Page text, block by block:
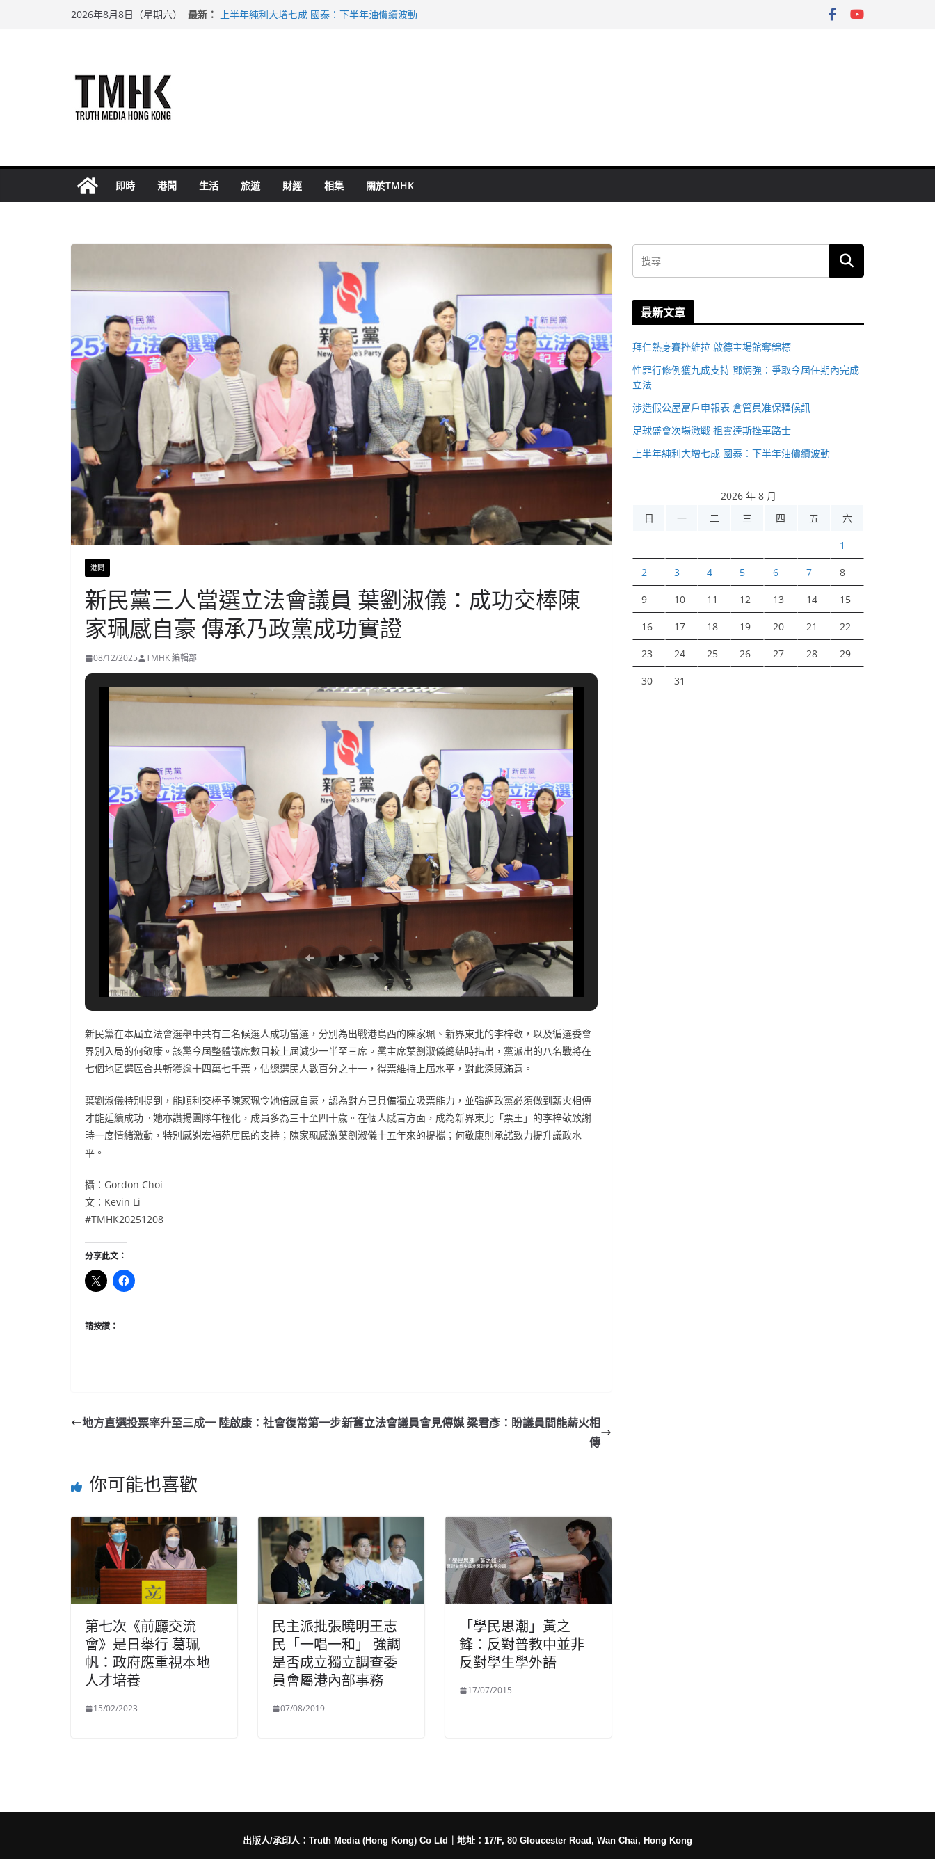
2026年8月8日（星期六） 最新：
上半年純利大增七成 國泰：下半年油價續波動
即時 港聞 生活 旅遊 財經 相集 關於TMHK
港聞
新民黨三人當選立法會議員 葉劉淑儀：成功交棒陳
家珮感自豪 傳承乃政黨成功實證
08/12/2025 TMHK 編輯部
新民黨在本屆立法會選舉中共有三名候選人成功當選，分別為出戰港島西的陳家珮、新界東北的李梓敬，以及循選委會
界別入局的何敬康。該黨今屆整體議席數目較上屆減少一半至三席。黨主席葉劉淑儀總結時指出，黨派出的八名戰將在
七個地區選區合共斬獲逾十四萬七千票，佔總選民人數百分之十一，得票維持上屆水平，對此深感滿意。
葉劉淑儀特別提到，能順利交棒予陳家珮令她倍感自豪，認為對方已具備獨立吸票能力，並強調政黨必須做到薪火相傳
才能延續成功。她亦讚揚團隊年輕化，成員多為三十至四十歲。在個人感言方面，成為新界東北「票王」的李梓敬致謝
時一度情緒激動，特別感謝宏福苑居民的支持；陳家珮感激葉劉淑儀十五年來的提攜；何敬康則承諾致力提升議政水
平。
攝：Gordon Choi
文：Kevin Li
#TMHK20251208
分享此文：
請按讚：
地方直選投票率升至三成一 陸啟康：社會復常第一步新舊立法會議員會見傳媒 梁君彥：盼議員間能薪火相
傳
你可能也喜歡
第七次《前廳交流
會》是日舉行 葛珮
帆：政府應重視本地
人才培養
15/02/2023
民主派批張曉明王志
民「一唱一和」 強調
是否成立獨立調查委
員會屬港內部事務
07/08/2019
「學民思潮」黃之
鋒：反對普教中並非
反對學生學外語
17/07/2015
最新文章
拜仁熱身賽挫維拉 啟德主場館奪錦標
性罪行修例獲九成支持 鄧炳強：爭取今屆任期內完成
立法
涉造假公屋富戶申報表 倉管員准保釋候訊
足球盛會次場激戰 祖雲達斯挫車路士
上半年純利大增七成 國泰：下半年油價續波動
2026 年 8 月
日
一 二 三 四 五 六
1
2 3 4 5 6 7 8
9 10 11 12 13 14 15
16 17 18 19 20 21 22
23 24 25 26 27 28 29
30 31
出版人/承印人：Truth Media (Hong Kong) Co Ltd 地址：17/F, 80 Gloucester Road, Wan Chai, Hong Kong